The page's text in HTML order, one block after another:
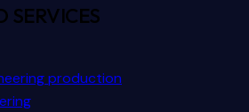
SERVICES
production